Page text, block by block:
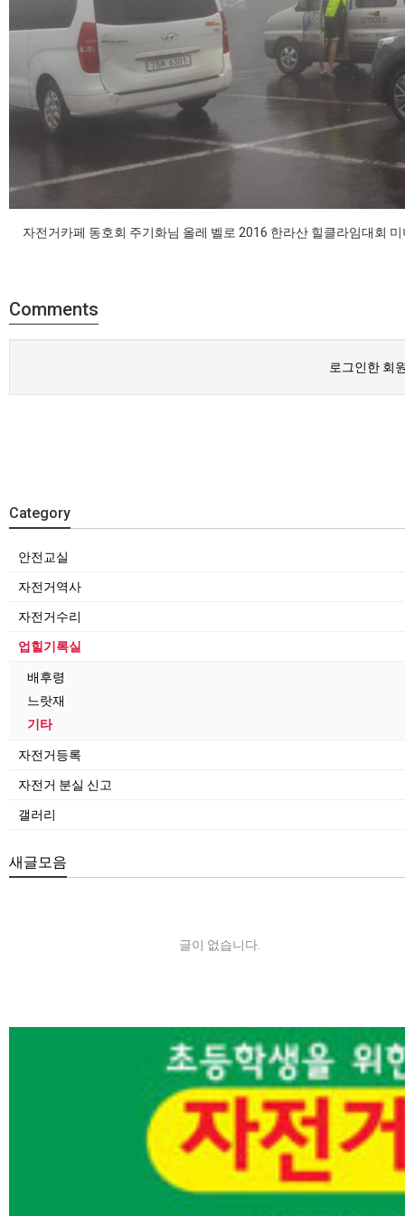
자전거카페 동호회 주기화님 올레 벨로 2016 한라산 힐클라임대회
Comments
로그인한 회
Category
안전교실
자전거역사
자전거수리
업힐기록실
배후령
느랏재
기타
자전거등록
자전거 분실 신고
갤러리
새글모음
글이 없습니다.